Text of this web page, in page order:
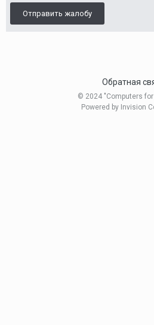
Отправить жалобу
Обратная
© 2024 "Computers
Powered by Invision